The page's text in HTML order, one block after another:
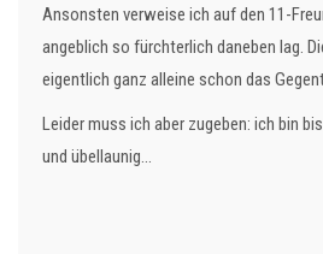
Ansonsten verweise ich auf den 11-
angeblich so fürchterlich daneben lag.
eigentlich ganz alleine schon das
Leider muss ich aber zugeben: ich bin
und übellaunig...